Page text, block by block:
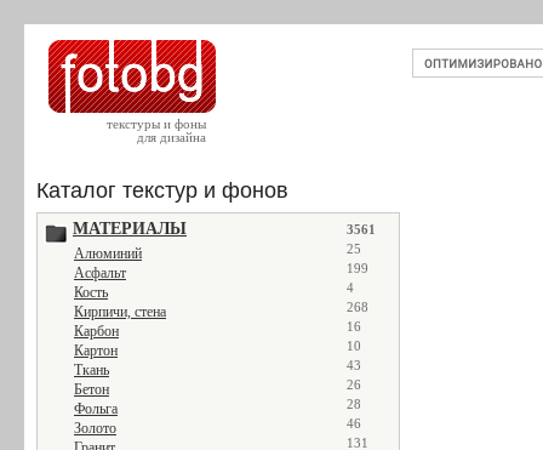
текстуры и фоны
для дизайна
Каталог текстур и фонов
МАТЕРИАЛЫ 3561
Алюминий 25
Асфальт 199
Кость 4
Кирпичи, стена 268
Карбон 16
Картон 10
Ткань 43
Бетон 26
Фольга 28
Золото 46
131